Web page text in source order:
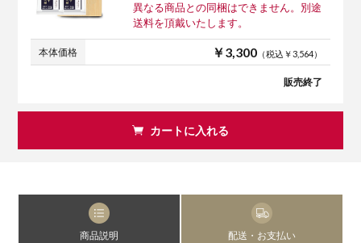
異なる商品との同梱はできません。別途
送料を頂戴いたします。
本体価格 ￥3,300（税込￥3,564）
販売終了
カートに入れる
商品説明 配送・お支払い